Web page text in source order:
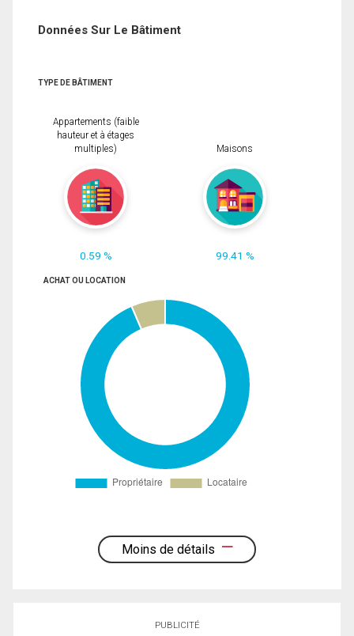
Données Sur Le Bâtiment
TYPE DE BÂTIMENT
Appartements (faible
hauteur et à étages
multiples)
0.59 %
Maisons
99.41 %
ACHAT OU LOCATION
Moins de détails
PUBLICITÉ